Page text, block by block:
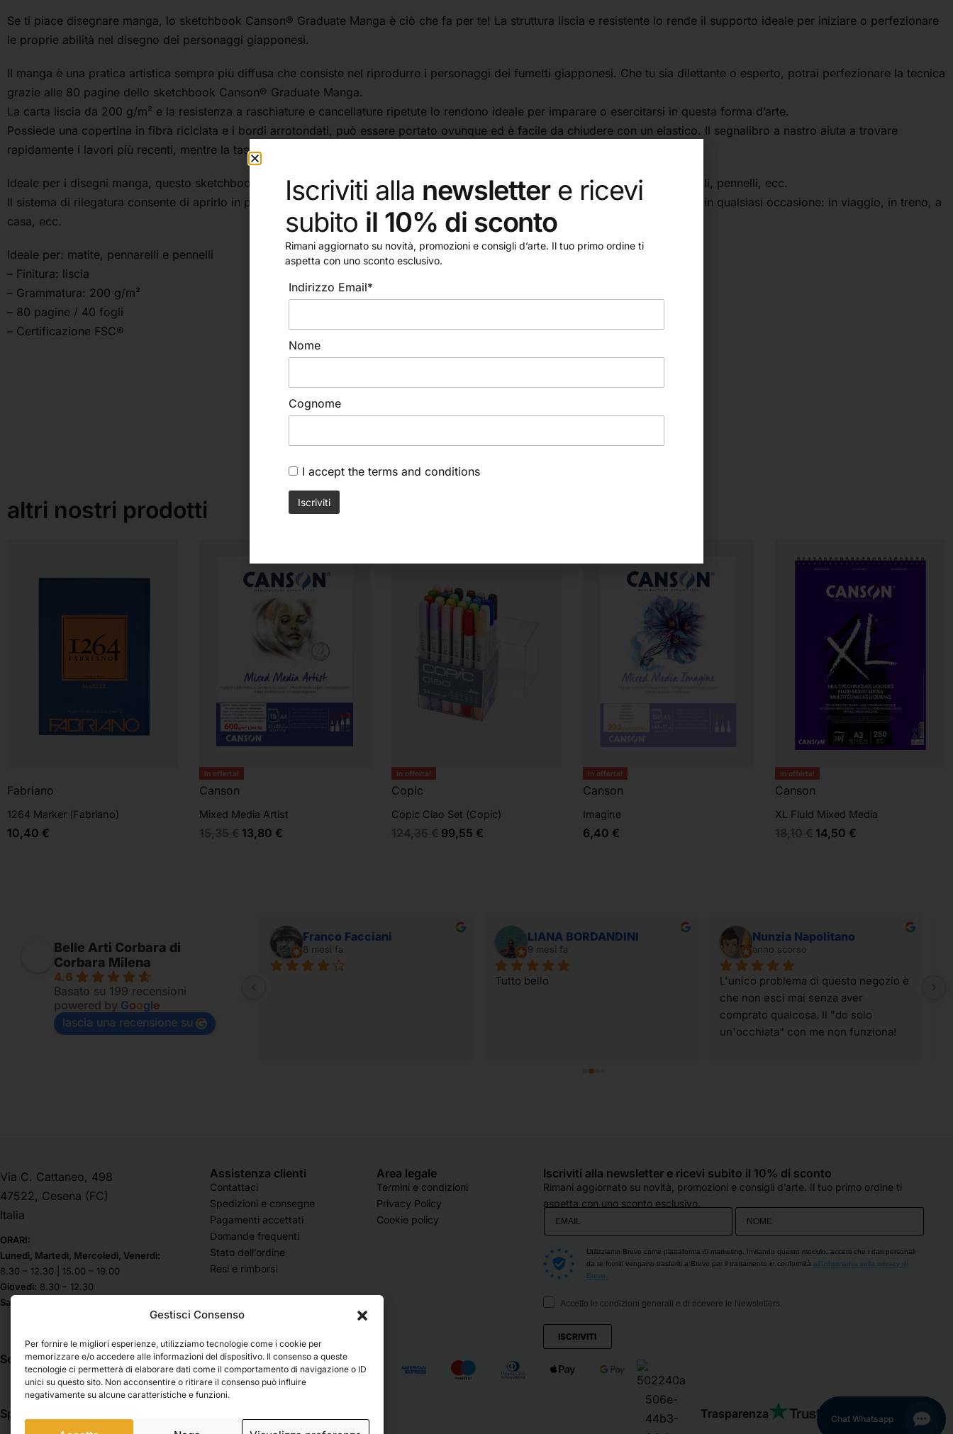
Gestisci Consenso
Per fornire le migliori esperienze, utilizziamo tecnologie come i cookie per
memorizzare e/o accedere alle informazioni del dispositivo. Il consenso a queste
tecnologie ci permetterà di elaborare dati come il comportamento di navigazione o ID
unici su questo sito. Non acconsentire o ritirare il consenso può influire
negativamente su alcune caratteristiche e funzioni.
Se ti piace disegnare manga, lo sketchbook Canson® Graduate Manga è ciò che fa per te! La struttura liscia e resistente lo rende il supporto ideale per iniziare o perfezionare
le proprie abilità nel disegno dei personaggi giapponesi.
Il manga è una pratica artistica sempre più diffusa che consiste nel riprodurre i personaggi dei fumetti giapponesi. Che tu sia dilettante o esperto, potrai perfezionare la tecnica
grazie alle 80 pagine dello sketchbook Canson® Graduate Manga.
La carta liscia da 200 g/m² e la resistenza a raschiature e cancellature ripetute lo rendono ideale per imparare o esercitarsi in questa forma d’arte.
Possiede una copertina in fibra riciclata e i bordi arrotondati, può essere portato ovunque ed è facile da chiudere con un elastico. Il segnalibro a nastro aiuta a trovare
rapidamente i lavori più recenti, mentre la tasca a soffietto interna consente di proteggere gli schizzi e i modelli
Ideale per i disegni manga, questo sketchbook può essere impiegato per una varietà di tecniche: grafite, matite colorate, pennarelli, pennelli, ecc.
Il sistema di rilegatura consente di aprirlo in piano per facilitare il lavoro e poter disegnare comodamente su qualsiasi superficie e in qualsiasi occasione: in viaggio, in treno, a
casa, ecc.
Ideale per: matite, pennarelli e pennelli
– Finitura: liscia
– Grammatura: 200 g/m²
– 80 pagine / 40 fogli
– Certificazione FSC®
altri nostri prodotti
Fabriano
1264 Marker (Fabriano)
10,40 €
In offerta!
Canson
Mixed Media Artist
15,35€ 13,80 €
In offerta!
Copic
Copic Ciao Set (Copic)
124,35€ 99,55 €
In offerta!
Canson
Imagine
6,40 €
In offerta!
Canson
XL Fluid Mixed Media
18,10€ 14,50 €
Belle Arti Corbara di
Corbara Milena
4.6
Basato su 199 recensioni
powered by Google
lascia una recensione su
7 mesi fa
Fornito per appassionati
Franco Facciani
8 mesi fa
LIANA BORDANDINI
9 mesi fa
Tutto bello
Nunzia Napolitano
anno scorso
L'unico problema di questo negozio è
che non esci mai senza aver
comprato qualcosa. Il "do solo
un'occhiata" con me non funziona!
Hanno sempre un occhio di riguardo
per tutti e si fanno in quattro per
belle!! Grazie!
Via C. Cattaneo, 498
47522, Cesena (FC)
Italia
ORARI:
Lunedì, Martedì, Mercoledì, Venerdì:
8.30 – 12.30 | 15.00 – 19.00
Giovedì: 8.30 – 12.30
Sabato & Domenica chiuso
Seguici su
Assistenza clienti
Contattaci
Spedizioni e consegne
Pagamenti accettati
Domande frequenti
Stato dell’ordine
Resi e rimborsi
Area legale
Termini e condizioni
Privacy Policy
Cookie policy
Iscriviti alla newsletter e ricevi subito il 10% di sconto
Rimani aggiornato su novità, promozioni e consigli d’arte. Il tuo primo ordine ti
aspetta con uno sconto esclusivo.
Utilizziamo Brevo come piattaforma di marketing. Inviando questo modulo, accetti che i dati personali
da te forniti vengano trasferiti a Brevo per il trattamento in conformità all'Informativa sulla privacy di
Brevo.
Accetto le condizioni generali e di ricevere le Newsletters.
ISCRIVITI
Spedizioni Trasparenza
Iscriviti alla newslettere ricevi
subito il 10% di sconto
Rimani aggiornato su novità, promozioni e consigli d’arte. Il tuo primo ordine ti
aspetta con uno sconto esclusivo.
Indirizzo Email*
Nome
Cognome
I accept the terms and conditions